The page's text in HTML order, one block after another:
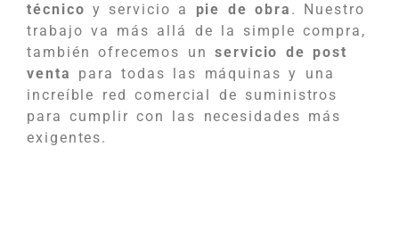
técnico y servicio a pie de obra . Nuestro
trabajo va más allá de la simple compra,
también ofrecemos un servicio de post
venta
para todas las máquinas y una
increíble red comercial de suministros
para cumplir con las necesidades más
exigentes.